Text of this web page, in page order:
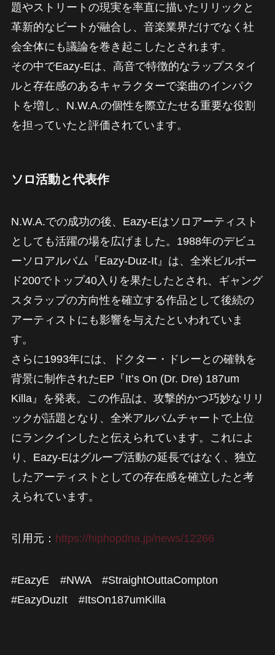
題やストリートの現実を率直に描いたリリックと
革新的なビートが融合し、音楽業界だけでなく社
会全体にも議論を巻き起こしたとされます。
その中でEazy-Eは、高音で特徴的なラップスタイ
ルと存在感のあるキャラクターで楽曲のインパク
トを増し、N.W.A.の個性を際立たせる重要な役割
を担っていたと評価されています。
ソロ活動と代表作
N.W.A.での成功の後、Eazy-Eはソロアーティスト
としても活躍の場を広げました。1988年のデビュ
ーソロアルバム『Eazy-Duz-It』は、全米ビルボー
ド200でトップ40入りを果たしたとされ、ギャング
スタラップの方向性を確立する作品として後続の
アーティストにも影響を与えたといわれていま
す。
さらに1993年には、ドクター・ドレーとの確執を
背景に制作されたEP『It’s On (Dr. Dre) 187um
Killa』を発表。この作品は、攻撃的かつ巧妙なリリ
ックが話題となり、全米アルバムチャートで上位
にランクインしたと伝えられています。これによ
り、Eazy-Eはグループ活動の延長ではなく、独立
したアーティストとしての存在感を確立したと考
えられています。
引用元： https://hiphopdna.jp/news/12266
#EazyE #NWA #StraightOuttaCompton
#EazyDuzIt #ItsOn187umKilla